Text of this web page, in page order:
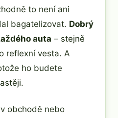
to není ani
bagatelizovat. Dobrý
auta – stejně
reflexní vesta. A
ho budete
obchodě nebo